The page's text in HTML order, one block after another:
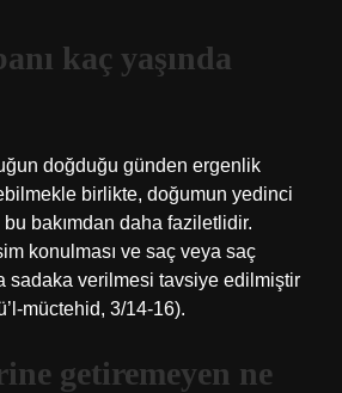
kaç yaşında
doğduğu günden ergenlik
birlikte, doğumun yedinci
bakımdan daha faziletlidir.
konulması ve saç veya saç
sadaka verilmesi tavsiye edilmiştir
müctehid, 3/14-16).
getiremeyen ne